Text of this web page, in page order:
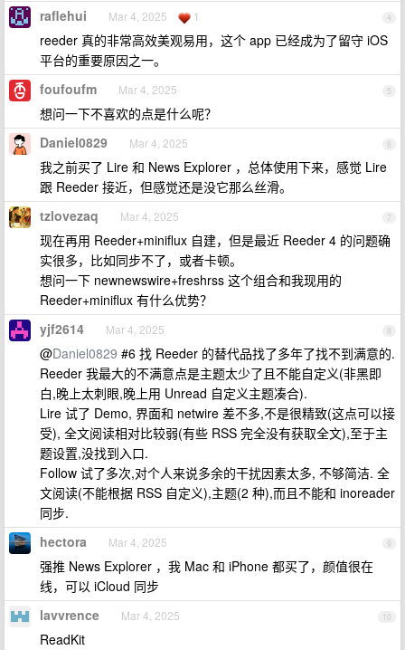
4
raflehui Mar 4, 2025 1
reeder 真的非常高效美观易用，这个 app 已经成为了留守 iOS
平台的重要原因之一。
5
foufoufm Mar 4, 2025
想问一下不喜欢的点是什么呢？
6
Daniel0829 Mar 4, 2025
我之前买了 Lire 和 News Explorer ，总体使用下来，感觉 Lire
跟 Reeder 接近，但感觉还是没它那么丝滑。
7
tzlovezaq Mar 4, 2025
现在再用 Reeder+miniflux 自建，但是最近 Reeder 4 的问题确
实很多，比如同步不了，或者卡顿。
想问一下 newnewswire+freshrss 这个组合和我现用的
Reeder+miniflux 有什么优势？
8
yjf2614 Mar 4, 2025
@Daniel0829 #6 找 Reeder 的替代品找了多年了找不到满意的.
Reeder 我最大的不满意点是主题太少了且不能自定义(非黑即
白,晚上太刺眼,晚上用 Unread 自定义主题凑合).
Lire 试了 Demo, 界面和 netwire 差不多,不是很精致(这点可以接
受), 全文阅读相对比较弱(有些 RSS 完全没有获取全文),至于主
题设置,没找到入口.
Follow 试了多次,对个人来说多余的干扰因素太多, 不够简洁. 全
文阅读(不能根据 RSS 自定义),主题(2 种),而且不能和 inoreader
同步.
9
hectora Mar 4, 2025
强推 News Explorer ，我 Mac 和 iPhone 都买了，颜值很在
线，可以 iCloud 同步
10
lavvrence Mar 4, 2025
ReadKit